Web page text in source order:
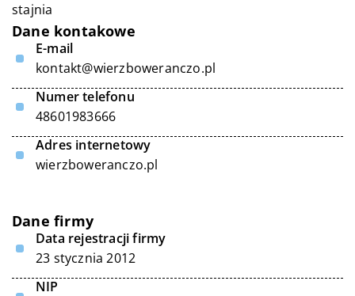
stajnia
Dane kontakowe
E-mail
kontakt@wierzboweranczo.pl
Numer telefonu
48601983666
Adres internetowy
wierzboweranczo.pl
Dane firmy
Data rejestracji firmy
23 stycznia 2012
NIP